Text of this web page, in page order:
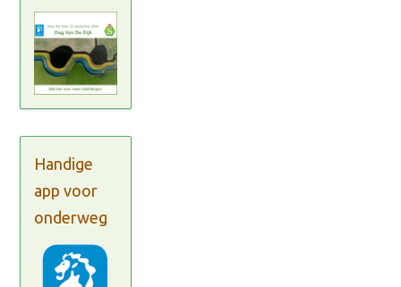
Handige
app voor
onderweg